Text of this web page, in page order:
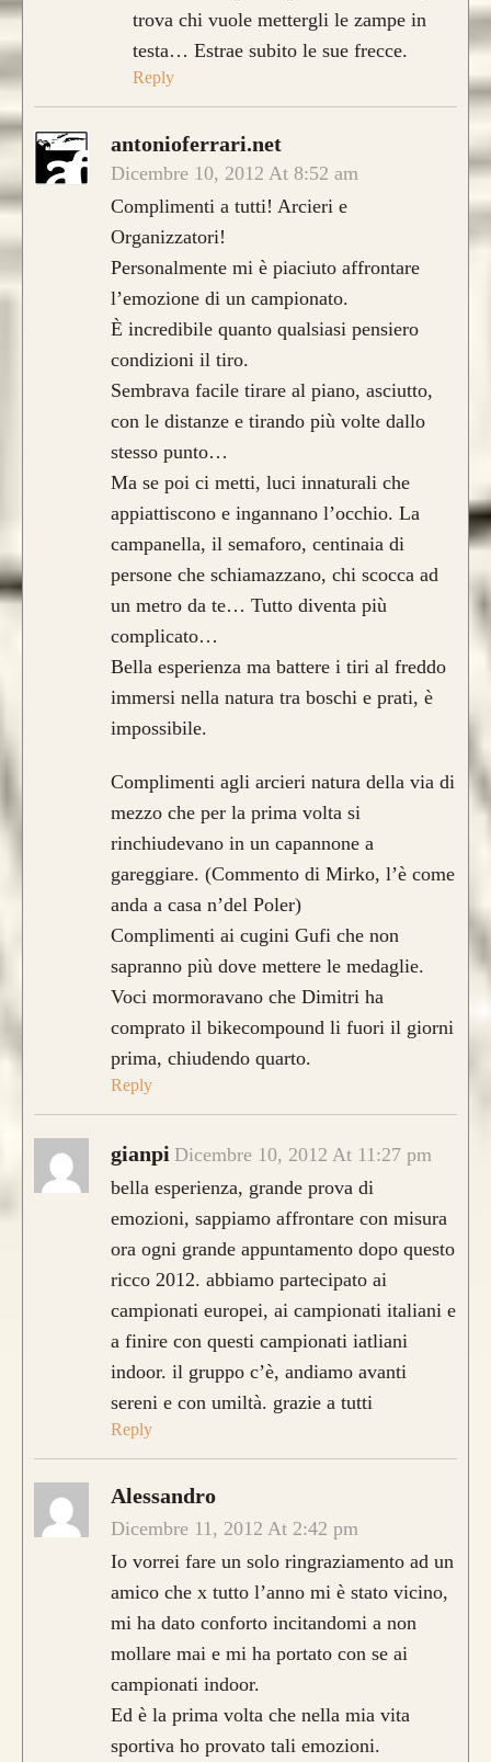
trova chi vuole mettergli le zampe in
testa… Estrae subito le sue frecce.
Reply
antonioferrari.net
Dicembre 10, 2012 At 8:52 am
Complimenti a tutti! Arcieri e
Organizzatori!
Personalmente mi è piaciuto affrontare
l’emozione di un campionato.
È incredibile quanto qualsiasi pensiero
condizioni il tiro.
Sembrava facile tirare al piano, asciutto,
con le distanze e tirando più volte dallo
stesso punto…
Ma se poi ci metti, luci innaturali che
appiattiscono e ingannano l’occhio. La
campanella, il semaforo, centinaia di
persone che schiamazzano, chi scocca ad
un metro da te… Tutto diventa più
complicato…
Bella esperienza ma battere i tiri al freddo
immersi nella natura tra boschi e prati, è
impossibile.
Complimenti agli arcieri natura della via di
mezzo che per la prima volta si
rinchiudevano in un capannone a
gareggiare. (Commento di Mirko, l’è come
anda a casa n’del Poler)
Complimenti ai cugini Gufi che non
sapranno più dove mettere le medaglie.
Voci mormoravano che Dimitri ha
comprato il bikecompound li fuori il giorni
prima, chiudendo quarto.
Reply
gianpi Dicembre 10, 2012 At 11:27 pm
bella esperienza, grande prova di
emozioni, sappiamo affrontare con misura
ora ogni grande appuntamento dopo questo
ricco 2012. abbiamo partecipato ai
campionati europei, ai campionati italiani e
a finire con questi campionati iatliani
indoor. il gruppo c’è, andiamo avanti
sereni e con umiltà. grazie a tutti
Reply
Alessandro
Dicembre 11, 2012 At 2:42 pm
Io vorrei fare un solo ringraziamento ad un
amico che x tutto l’anno mi è stato vicino,
mi ha dato conforto incitandomi a non
mollare mai e mi ha portato con se ai
campionati indoor.
Ed è la prima volta che nella mia vita
sportiva ho provato tali emozioni.